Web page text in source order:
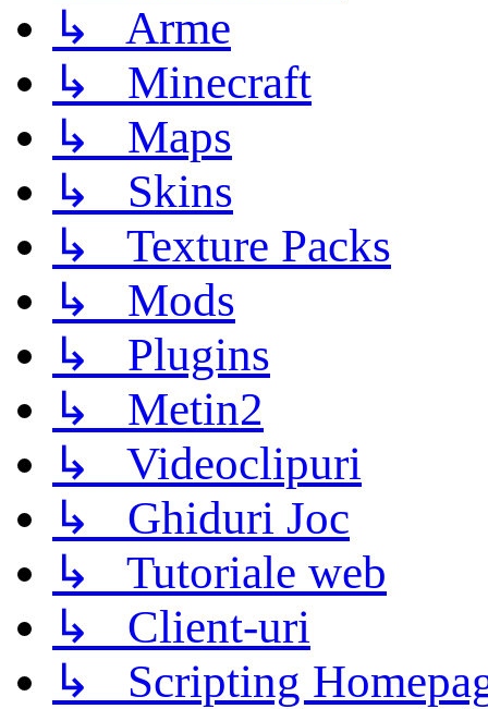
↳ Arme
↳ Minecraft
↳ Maps
↳ Skins
↳ Texture Packs
↳ Mods
↳ Plugins
↳ Metin2
↳ Videoclipuri
↳ Ghiduri Joc
↳ Tutoriale web
↳ Client-uri
↳ Scripting